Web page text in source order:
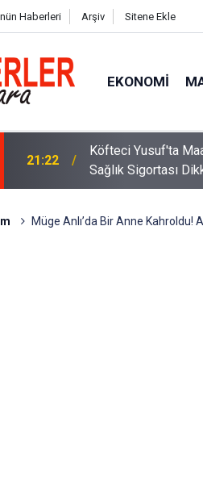
Haberleri Arşiv Sitene Ekle
EKONOMI
12:33 Sürücüler Dikkat!
Müge Anlı’da Bir Anne Kahroldu!